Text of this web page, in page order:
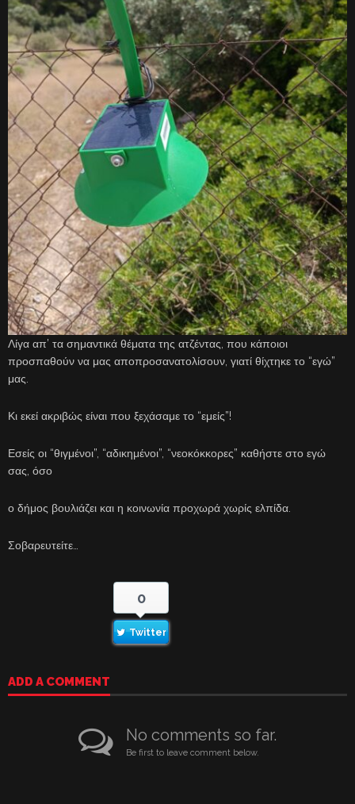
Λίγα απ’ τα σημαντικά θέματα της ατζέντας, που κάποιοι
προσπαθούν να μας αποπροσανατολίσουν, γιατί θίχτηκε το “εγώ”
μας.
Κι εκεί ακριβώς είναι που ξεχάσαμε το “εμείς”!
Εσείς οι “θιγμένοι”, “αδικημένοι”, “νεοκόκκορες” καθήστε στο εγώ
σας, όσο
ο δήμος βουλιάζει και η κοινωνία προχωρά χωρίς ελπίδα.
Σοβαρευτείτε…
0
Twitter
ADD A COMMENT
No comments so far.
Be first to leave comment below.